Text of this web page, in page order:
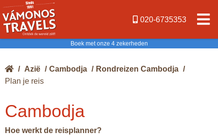
020-6735353
Boek met onze 4 zekerheden
/ Azië / Cambodja / Rondreizen Cambodja /
Plan je reis
Cambodja
Hoe werkt de reisplanner?